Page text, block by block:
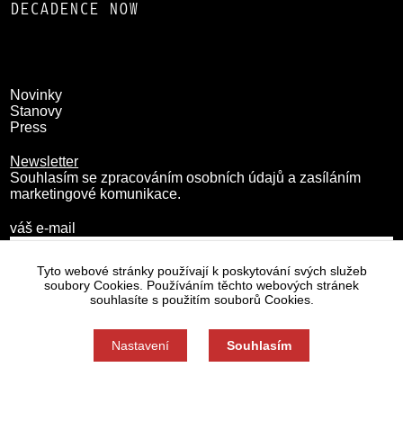
DECADENCE NOW
Novinky
Stanovy
Press
Newsletter
Souhlasím se zpracováním osobních údajů a zasíláním
marketingové komunikace.
váš e-mail
Zásady zpracování osobních údajů
Nastavení cookies
Tyto webové stránky používají k poskytování svých služeb
soubory Cookies. Používáním těchto webových stránek
souhlasíte s použitím souborů Cookies.
Nastavení Souhlasím